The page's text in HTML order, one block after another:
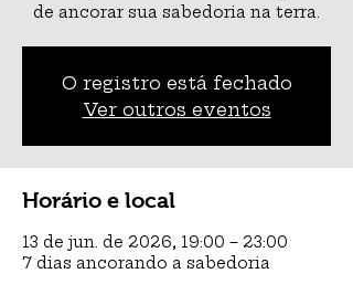
de ancorar sua sabedoria na terra.
O registro está fechado
Ver outros eventos
Horário e local
13 de jun. de 2026, 19:00 – 23:00
7 dias ancorando a sabedoria